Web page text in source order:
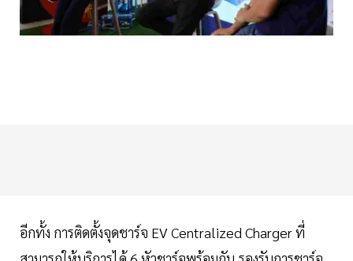
อีกทั้ง การติดตั้งจุดชาร์จ EV Centralized Charger ที่